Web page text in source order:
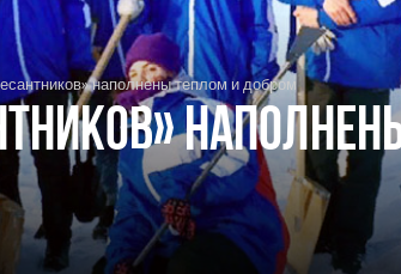
наполнены теплом и добром